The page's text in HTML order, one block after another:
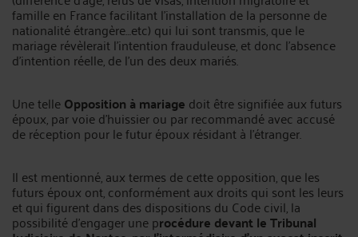
famille en France facilitant l’installation de la personne de
nationalité étrangère…etc) qui lui sont transmis, que le
mariage révèlerait l’intention frauduleuse, et donc l’absence
d’intention réelle, de l’un des deux mariés.
Une telleOpposition à mariage doit être signifiée aux futurs
époux, par voie d’huissier ou par recommandé avec accusé
de réception pour le futur époux résidant à l’étranger.
Il est mentionné, aux termes de cette opposition, que les
futurs époux ont, conformément aux droits qui sont les leurs
et qui figurent dans des dispositions du Code civil, la
possibilité d’engager une procédure devant le Tribunal